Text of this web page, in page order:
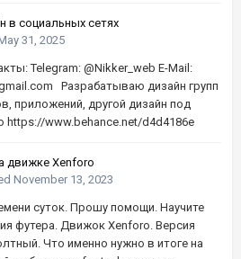
в социальных сетях
31, 2025
Telegram: @Nikker_web E-Mail:
Разрабатываю дизайн групп
приложений, другой дизайн под
www.behance.net/d4d4186e
движке Xenforo
November 13, 2023
суток. Прошу помощи. Научите
футера. Движок Xenforo. Версия
Что именно нужно в итоге на